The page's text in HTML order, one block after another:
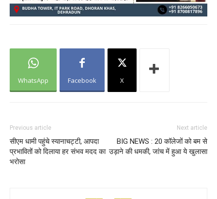
WhatsApp Facebook X
Previous article
सीएम धामी पहुंचे स्यानाचट्टी, आपदा
प्रभावितों को दिलाया हर संभव मदद का
भरोसा
Next article
BIG NEWS : 20 कॉलेजों को बम से
उड़ाने की धमकी, जांच में हुआ ये खुलासा